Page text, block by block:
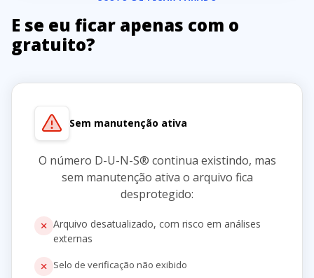
E se eu ficar apenas com o
gratuito?
Sem manutenção ativa
O número D-U-N-S® continua existindo, mas
sem manutenção ativa o arquivo fica
desprotegido:
Arquivo desatualizado, com risco em análises
externas
Selo de verificação não exibido